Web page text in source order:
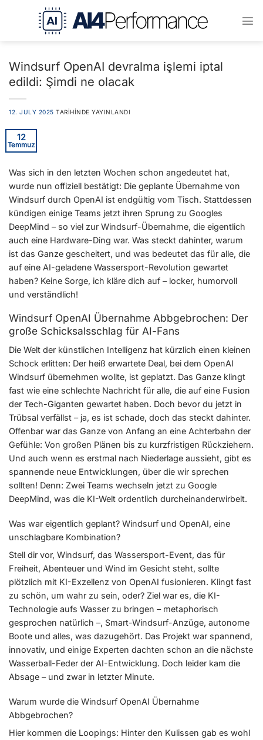
Windsurf OpenAI devralma işlemi iptal
edildi: Şimdi ne olacak
12. JULY 2025 TARIHINDE YAYINLANDI
12
Temmuz
Was sich in den letzten Wochen schon angedeutet hat,
wurde nun offiziell bestätigt: Die geplante Übernahme von
Windsurf durch OpenAI ist endgültig vom Tisch. Stattdessen
kündigen einige Teams jetzt ihren Sprung zu Googles
DeepMind – so viel zur Windsurf-Übernahme, die eigentlich
auch eine Hardware-Ding war. Was steckt dahinter, warum
ist das Ganze gescheitert, und was bedeutet das für alle, die
auf eine AI-geladene Wassersport-Revolution gewartet
haben? Keine Sorge, ich kläre dich auf – locker, humorvoll
und verständlich!
Windsurf OpenAI Übernahme Abbgebrochen: Der
große Schicksalsschlag für AI-Fans
Die Welt der künstlichen Intelligenz hat kürzlich einen kleinen
Schock erlitten: Der heiß erwartete Deal, bei dem OpenAI
Windsurf übernehmen wollte, ist geplatzt. Das Ganze klingt
fast wie eine schlechte Nachricht für alle, die auf eine Fusion
der Tech-Giganten gewartet haben. Doch bevor du jetzt in
Trübsal verfällst – ja, es ist schade, doch das steckt dahinter.
Offenbar war das Ganze von Anfang an eine Achterbahn der
Gefühle: Von großen Plänen bis zu kurzfristigen Rückziehern.
Und auch wenn es erstmal nach Niederlage aussieht, gibt es
spannende neue Entwicklungen, über die wir sprechen
sollten! Denn: Zwei Teams wechseln jetzt zu Google
DeepMind, was die KI-Welt ordentlich durcheinanderwirbelt.
Was war eigentlich geplant? Windsurf und OpenAI, eine
unschlagbare Kombination?
Stell dir vor, Windsurf, das Wassersport-Event, das für
Freiheit, Abenteuer und Wind im Gesicht steht, sollte
plötzlich mit KI-Exzellenz von OpenAI fusionieren. Klingt fast
zu schön, um wahr zu sein, oder? Ziel war es, die KI-
Technologie aufs Wasser zu bringen – metaphorisch
gesprochen natürlich –, Smart-Windsurf-Anzüge, autonome
Boote und alles, was dazugehört. Das Projekt war spannend,
innovativ, und einige Experten dachten schon an die nächste
Wasserball-Feder der AI-Entwicklung. Doch leider kam die
Absage – und zwar in letzter Minute.
Warum wurde die Windsurf OpenAI Übernahme
Abbgebrochen?
Hier kommen die Loopings: Hinter den Kulissen gab es wohl